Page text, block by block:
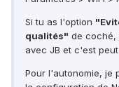
Si tu as l'option
qualités" de coché,
avec JB et c'est
Pour l'autonomie, je